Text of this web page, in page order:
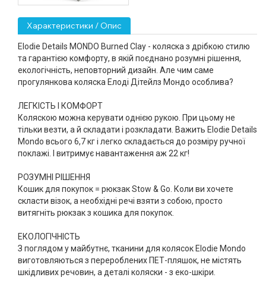
Характеристики / Опис
Elodie Details MONDO Burned Clay - коляска з дрібкою стилю
та гарантією комфорту, в якій поєднано розумні рішення,
екологічність, неповторний дизайн. Але чим саме
прогулянкова коляска Елоді Дітейлз Мондо особлива?
ЛЕГКІСТЬ І КОМФОРТ
Коляскою можна керувати однією рукою. При цьому не
тільки везти, а й складати і розкладати. Важить Elodie Details
Mondo всього 6,7 кг і легко складається до розміру ручної
поклажі. І витримує навантаження аж 22 кг!
РОЗУМНІ РІШЕННЯ
Кошик для покупок = рюкзак Stow & Go. Коли ви хочете
скласти візок, а необхідні речі взяти з собою, просто
витягніть рюкзак з кошика для покупок.
ЕКОЛОГІЧНІСТЬ
З поглядом у майбутнє, тканини для колясок Elodie Mondo
виготовляються з перероблених ПЕТ-пляшок, не містять
шкідливих речовин, а деталі коляски - з еко-шкіри.